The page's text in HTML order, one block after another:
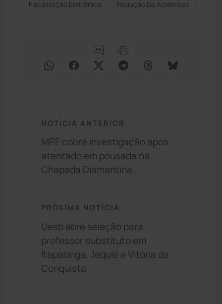
Fiscalização Eletrônica
Redução De Acidentes
NOTÍCIA ANTERIOR
MPF cobra investigação após
atentado em pousada na
Chapada Diamantina
PRÓXIMA NOTÍCIA
Uesb abre seleção para
professor substituto em
Itapetinga, Jequié e Vitória da
Conquista